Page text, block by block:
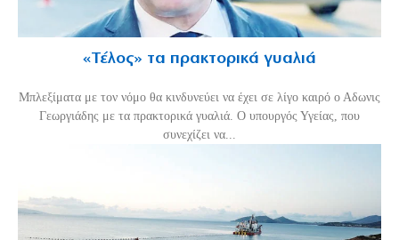
«Τέλος» τα πρακτορικά γυαλιά
Μπλεξίματα με τον νόμο θα κινδυνεύει να έχει σε λίγο καιρό ο Αδωνις
Γεωργιάδης με τα πρακτορικά γυαλιά. Ο υπουργός Υγείας, που
συνεχίζει να...